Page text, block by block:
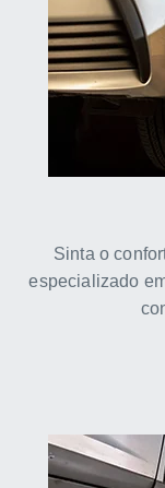
Sinta o
especializado